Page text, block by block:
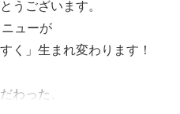
うございます。
ューが
く」生まれ変わります！
わった、